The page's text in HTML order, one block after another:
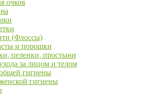
очков
(Флоссы)
и порошки
пеленки, простыни
за лицом и телом
гигиены
гигиены